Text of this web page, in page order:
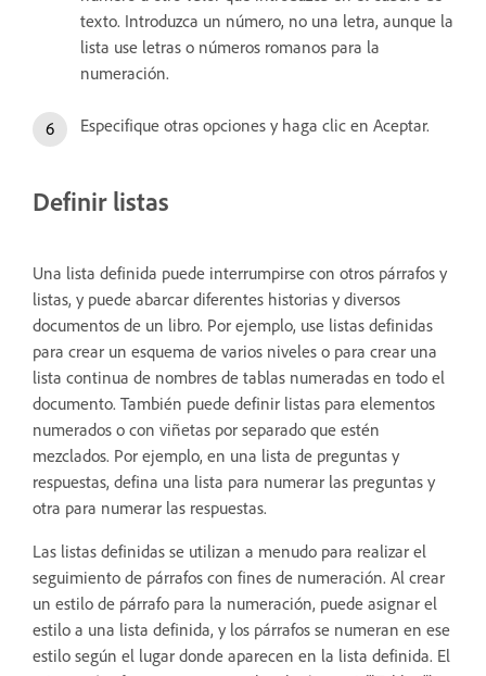
texto. Introduzca un número, no una letra, aunque la
lista use letras o números romanos para la
numeración.
Especifique otras opciones y haga clic en Aceptar.
Definir listas
Una lista definida puede interrumpirse con otros párrafos y
listas, y puede abarcar diferentes historias y diversos
documentos de un libro. Por ejemplo, use listas definidas
para crear un esquema de varios niveles o para crear una
lista continua de nombres de tablas numeradas en todo el
documento. También puede definir listas para elementos
numerados o con viñetas por separado que estén
mezclados. Por ejemplo, en una lista de preguntas y
respuestas, defina una lista para numerar las preguntas y
otra para numerar las respuestas.
Las listas definidas se utilizan a menudo para realizar el
seguimiento de párrafos con fines de numeración. Al crear
un estilo de párrafo para la numeración, puede asignar el
estilo a una lista definida, y los párrafos se numeran en ese
estilo según el lugar donde aparecen en la lista definida. El